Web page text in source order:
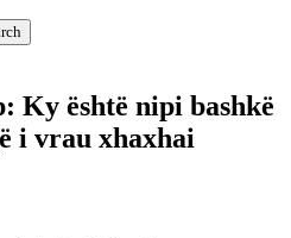
Ky është nipi bashkë
i vrau xhaxhai